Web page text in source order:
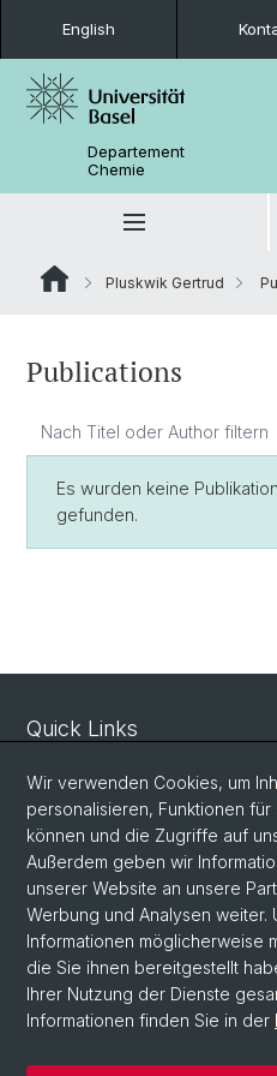
English
Departement
Chemie
Pluskwik Gertrud
Publications
Es wurden keine
gefunden.
Quick Links
Vorlesungsverzeichnis
Raumtool Universität Basel
Social Media
Instagram
Wir verwenden Cookies, um
personalisieren, Funktionen
können und die Zugriffe auf
Außerdem geben wir
unserer Website an unsere
Werbung und Analysen weiter.
Informationen möglicherweise
die Sie ihnen bereitgestellt
Ihrer Nutzung der Dienste
Informationen finden Sie in der